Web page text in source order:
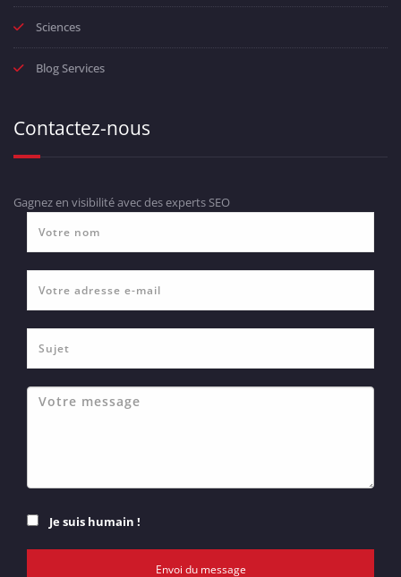
Sciences
Blog Services
Contactez-nous
Gagnez en visibilité avec des experts SEO
Je suis humain !
Envoi du message